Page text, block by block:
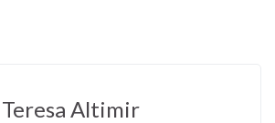
Teresa Altimir